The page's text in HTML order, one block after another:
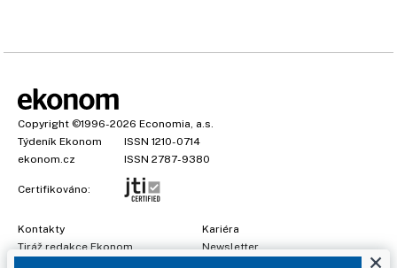
Copyright ©1996-2026 Economia, a.s.
Týdeník Ekonom
ISSN 1210-0714
ekonom.cz
ISSN 2787-9380
Certifikováno:
Kontakty
Tiráž redakce Ekonom
Kariéra
Newsletter